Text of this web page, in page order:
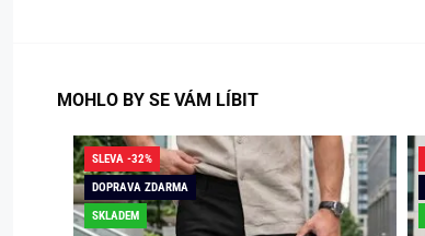
MOHLO BY SE VÁM LÍBIT
SLEVA -32%
DOPRAVA ZDARMA
SKLADEM